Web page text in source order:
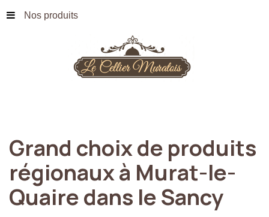
Nos produits
Grand choixde produits
régionauxà Murat-le-
Quairedans leSancy